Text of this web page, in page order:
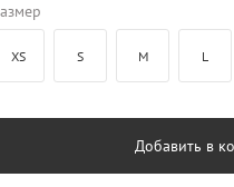
XS S M L
Добавить в